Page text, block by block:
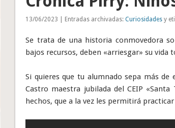
13/06/2023 | Entradas archivadas:Curiosidades y
Se trata de una historia conmovedora
bajos recursos, deben «arriesgar» su vida
Si quieres que tu alumnado sepa más
Castro maestra jubilada del CEIP
hechos, que a la vez les permitirá